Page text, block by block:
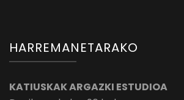
HARREMANETARAKO
KATIUSKAK ARGAZKI ESTUDIOA